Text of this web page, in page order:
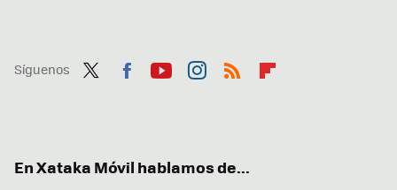
Síguenos
En Xataka Móvil hablamos de...